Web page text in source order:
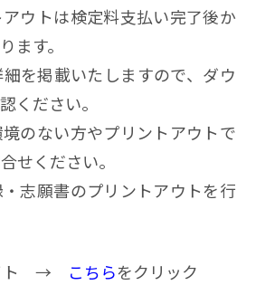
ウトは検定料支払い完了後か
ます。
を掲載いたしますので、ダウ
ください。
のない方やプリントアウトで
せください。
志願書のプリントアウトを行
ト → こちらをクリック